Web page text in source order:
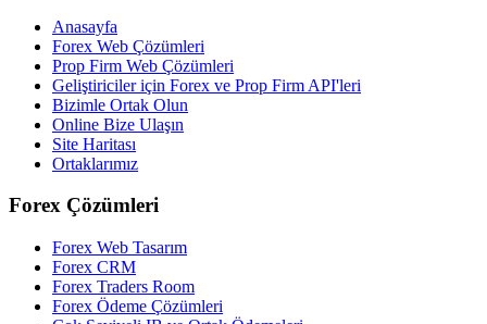
Anasayfa
Forex Web Çözümleri
Prop Firm Web Çözümleri
Geliştiriciler için Forex ve Prop Firm API'leri
Bizimle Ortak Olun
Online Bize Ulaşın
Site Haritası
Ortaklarımız
Forex Çözümleri
Forex Web Tasarım
Forex CRM
Forex Traders Room
Forex Ödeme Çözümleri